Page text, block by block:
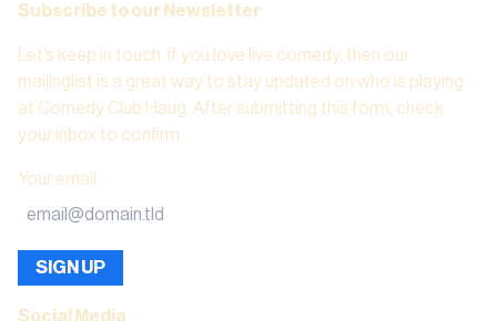
Subscribe to our Newsletter
Let’s keep in touch. If you love live comedy, then our
mailinglist is a great way to stay updated on who is playing
at Comedy Club Haug. After submitting this form, check
your inbox to confirm.
Your email :
SIGN UP
Social Media